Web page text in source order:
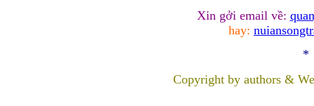
Xin gởi email về:
hay:
*
Copyright by authors &